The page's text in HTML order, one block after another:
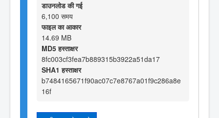
डाउनलोड की गई
6,100 समय
फाइल का आकार
14.69 MB
MD5 हस्ताक्षर
8fc003cf3fea7b889315b3922a51da17
SHA1 हस्ताक्षर
b7484165671f90ac07c7e8767a01f9c286a8e
16f